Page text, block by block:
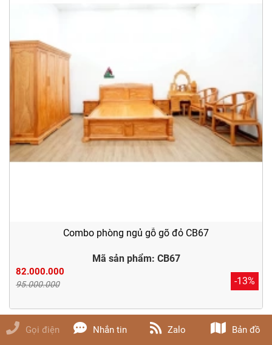
Combo phòng ngủ gỗ gõ đỏ CB67
Mã sản phẩm: CB67
82.000.000
95.000.000 -13%
Gọi điện Nhắn tin Zalo Bản đồ